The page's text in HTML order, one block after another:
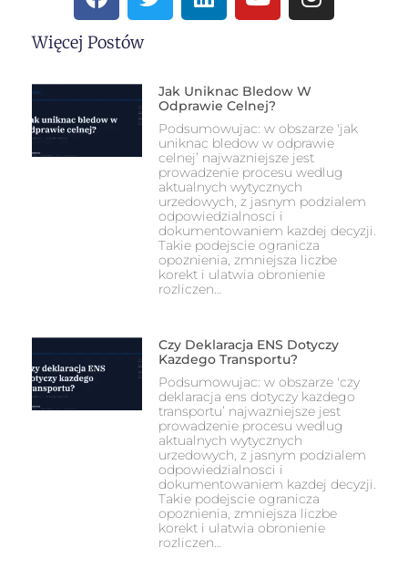
Więcej Postów
Jak Uniknac Bledow W
Odprawie Celnej?
Podsumowujac: w obszarze 'jak
uniknac bledow w odprawie
celnej’ najwazniejsze jest
prowadzenie procesu wedlug
aktualnych wytycznych
urzedowych, z jasnym podzialem
odpowiedzialnosci i
dokumentowaniem kazdej decyzji.
Takie podejscie ogranicza
opoznienia, zmniejsza liczbe
korekt i ulatwia obronienie
rozliczen…
Czy Deklaracja ENS Dotyczy
Kazdego Transportu?
Podsumowujac: w obszarze 'czy
deklaracja ens dotyczy kazdego
transportu’ najwazniejsze jest
prowadzenie procesu wedlug
aktualnych wytycznych
urzedowych, z jasnym podzialem
odpowiedzialnosci i
dokumentowaniem kazdej decyzji.
Takie podejscie ogranicza
opoznienia, zmniejsza liczbe
korekt i ulatwia obronienie
rozliczen…